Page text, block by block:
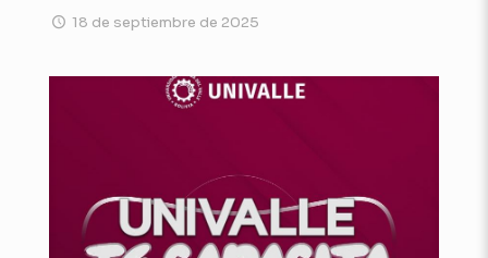
18 de septiembre de 2025